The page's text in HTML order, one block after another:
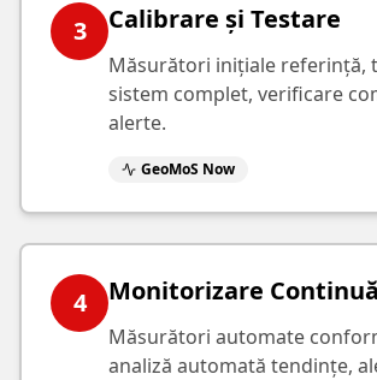
3 Calibrare și Testare
Măsurători inițiale referință,
sistem complet, verificare
alerte.
GeoMoS Now
4 Monitorizare Continuă
Măsurători automate
analiză automată tendințe,